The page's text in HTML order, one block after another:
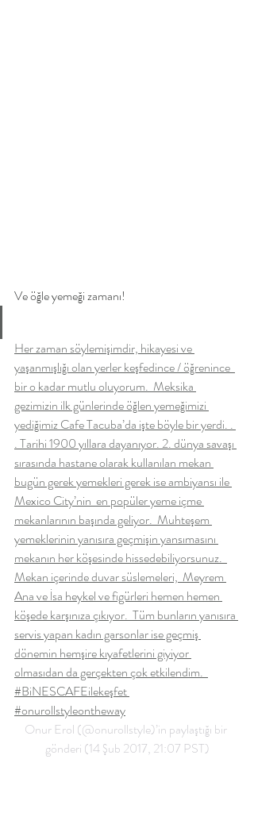
Ve öğle yemeği zamanı!
Her zaman söylemişimdir, hikayesi ve
yaşanmışlığı olan yerler keşfedince / öğrenince
bir o kadar mutlu oluyorum.  Meksika
gezimizin ilk günlerinde öğlen yemeğimizi
yediğimiz Cafe Tacuba’da işte böyle bir yerdi. .
. Tarihi 1900 yıllara dayanıyor. 2. dünya savaşı
sırasında hastane olarak kullanılan mekan
bugün gerek yemekleri gerek ise ambiyansı ile
Mexico City’nin  en popüler yeme içme
mekanlarının başında geliyor.  Muhteşem
yemeklerinin yanısıra geçmişin yansımasını
mekanın her köşesinde hissedebiliyorsunuz.
Mekan içerinde duvar süslemeleri,  Meyrem
Ana ve İsa heykel ve figürleri hemen hemen
köşede karşınıza çıkıyor.  Tüm bunların yanısıra
servis yapan kadın garsonlar ise geçmiş
dönemin hemşire kıyafetlerini giyiyor
olmasıdan da gerçekten çok etkilendim.
#BiNESCAFEilekeşfet
#onurollstyleontheway
Onur Erol (@onurollstyle)’in paylaştığı bir
gönderi (14 Şub 2017, 21:07 PST)